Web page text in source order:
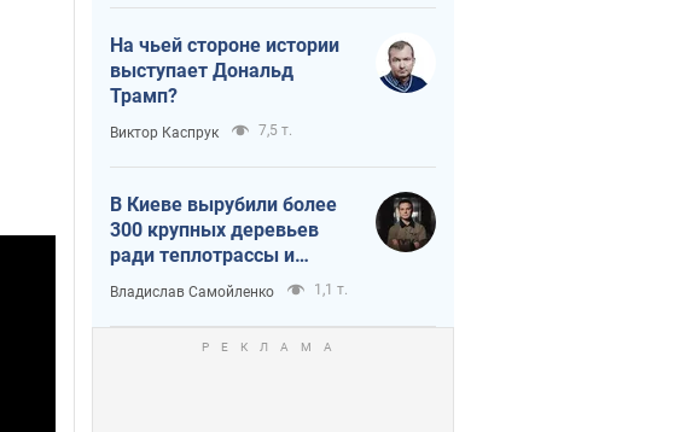
На чьей стороне истории
выступает Дональд
Трамп?
Виктор Каспрук 7,5 т.
В Киеве вырубили более
300 крупных деревьев
ради теплотрассы и
вопреки Генплану
Владислав Самойленко 1,1 т.